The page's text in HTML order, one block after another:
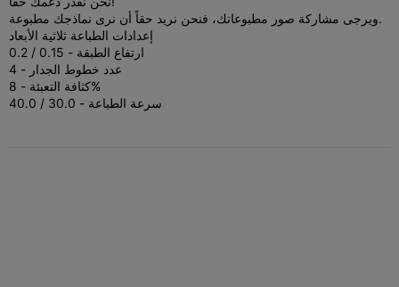
ويرجى مشاركة صور مطبوعاتك، فنحن نريد حقاً أن نرى نماذجك مطبوعة.
إعدادات الطباعة ثلاثية الأبعاد
ارتفاع الطبقة - 0.15 / 0.2
عدد خطوط الجدار - 4
كثافة التعبئة - 8%
سرعة الطباعة - 30.0 / 40.0